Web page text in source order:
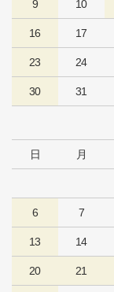
9 10
16 17
23 24
30 31
日 月
6 7
13 14
20 21